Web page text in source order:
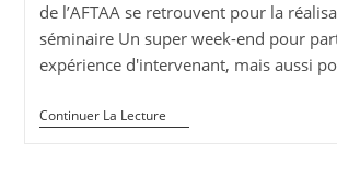
de l’AFTAA se retrouvent pour la
séminaire Un super week-end pour
expérience d'intervenant, mais aussi
Continuer La LectureSéminaire
Des